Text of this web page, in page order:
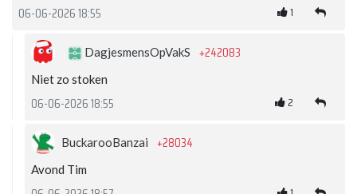
06-06-2026 18:55 1
DagjesmensOpVakS +242083
Niet zo stoken
06-06-2026 18:55 2
BuckarooBanzai +28034
Avond Tim